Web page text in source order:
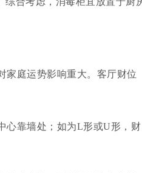
家庭运势影响重大。客厅财位
心靠墙处；如为L形或U形，财